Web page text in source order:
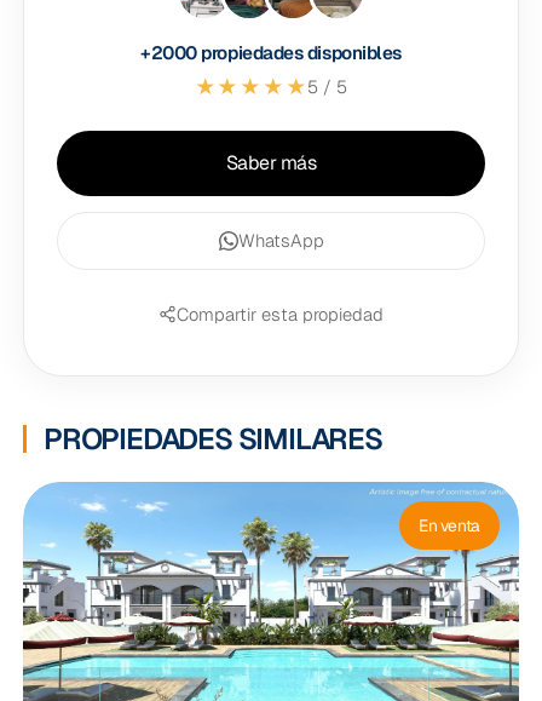
+2000 propiedades disponibles
★★★★★5 / 5
Saber más
WhatsApp
Compartir esta propiedad
PROPIEDADES SIMILARES
En venta